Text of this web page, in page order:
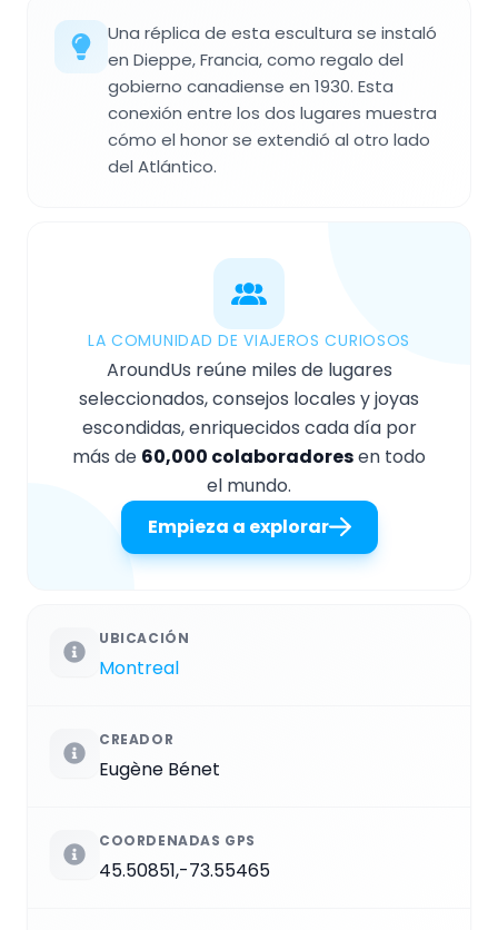
Una réplica de esta escultura se instaló
en Dieppe, Francia, como regalo del
gobierno canadiense en 1930. Esta
conexión entre los dos lugares muestra
cómo el honor se extendió al otro lado
del Atlántico.
LA COMUNIDAD DE VIAJEROS CURIOSOS
AroundUs reúne miles de lugares
seleccionados, consejos locales y joyas
escondidas, enriquecidos cada día por
más de 60,000 colaboradoresen todo
el mundo.
Empieza a explorar
UBICACIÓN
Montreal
CREADOR
Eugène Bénet
COORDENADAS GPS
45.50851,-73.55465